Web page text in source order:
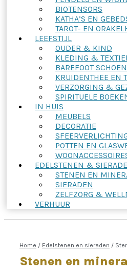
BIOTENSORS
KATHA’S EN
TAROT- EN
LEEFSTIJL
OUDER & KIND
KLEDING &
BAREFOOT
KRUIDENTHEE EN
VERZORGING &
SPIRITUELE
IN HUIS
MEUBELS
DECORATIE
POTTEN EN
EDELSTENEN &
STENEN EN
SIERADEN
ZELFZORG &
VERHUUR
Home / Edelstenen en sieraden /
Stenen en